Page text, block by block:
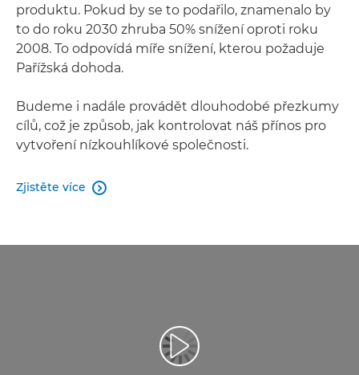
produktu. Pokud by se to podařilo, znamenalo by
to do roku 2030 zhruba 50% snížení oproti roku
2008. To odpovídá míře snížení, kterou požaduje
Pařížská dohoda.
Budeme i nadále provádět dlouhodobé přezkumy
cílů, což je způsob, jak kontrolovat náš přínos pro
vytvoření nízkouhlíkové společnosti.
Zjistěte více 